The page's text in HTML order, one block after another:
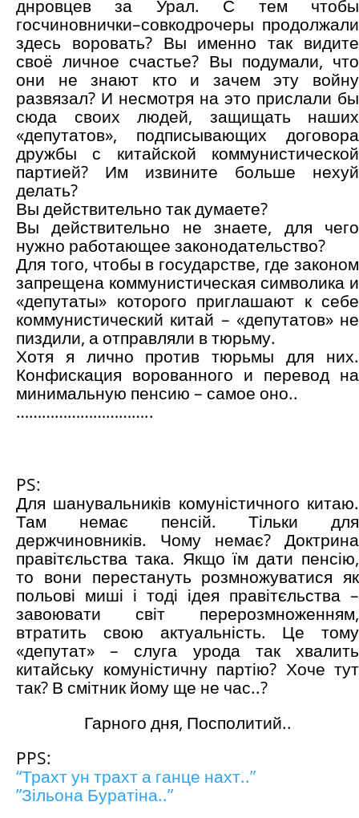
днровцев за Урал. С тем чтобы
госчиновнички–совкодрочеры продолжали
здесь воровать? Вы именно так видите
своё личное счастье? Вы подумали, что
они не знают кто и зачем эту войну
развязал? И несмотря на это прислали бы
сюда своих людей, защищать наших
«депутатов», подписывающих договора
дружбы с китайской коммунистической
партией? Им извините больше нехуй
делать?
Вы действительно так думаете?
Вы действительно не знаете, для чего
нужно работающее законодательство?
Для того, чтобы в государстве, где законом
запрещена коммунистическая символика и
«депутаты» которого приглашают к себе
коммунистический китай – «депутатов» не
пиздили, а отправляли в тюрьму.
Хотя я лично против тюрьмы для них.
Конфискация ворованного и перевод на
минимальную пенсию – самое оно..
…………………………..
PS:
Для шанувальників комуністичного китаю.
Там немає пенсій. Тільки для
держчиновників. Чому немає? Доктрина
правітєльства така. Якщо їм дати пенсію,
то вони перестануть розмножуватися як
польові миші і тоді ідея правітєльства –
завоювати світ перерозмноженням,
втратить свою актуальність. Це тому
«депутат» – слуга урода так хвалить
китайську комуністичну партію? Хоче тут
так? В смітник йому ще не час..?
Гарного дня, Посполитий..
PPS:
“Трахт ун трахт а ганце нахт..”
”Зільона Буратіна..”